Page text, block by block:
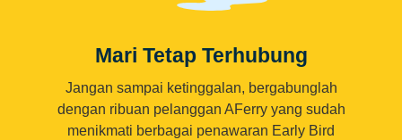
Mari Tetap Terhubung
Jangan sampai ketinggalan, bergabunglah
dengan ribuan pelanggan AFerry yang sudah
menikmati berbagai penawaran Early Bird